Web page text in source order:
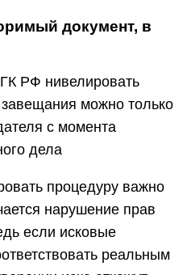
документ, в
РФ нивелировать
можно только
с момента
дела
процедуру важно
нарушение прав
если исковые
реальным